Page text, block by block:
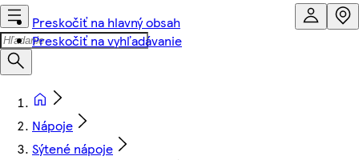
Preskočiť na hlavný obsah
Preskočiť na vyhľadávanie
Nápoje
Sýtené nápoje